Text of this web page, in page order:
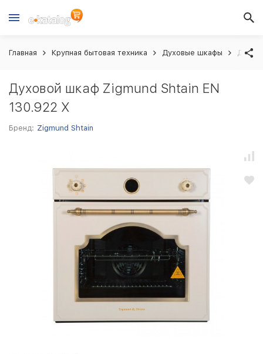
Главная Крупная бытовая техника Духовые шкафы
Духовой шкаф Zigmund Shtain EN
130.922 X
Бренд: Zigmund Shtain